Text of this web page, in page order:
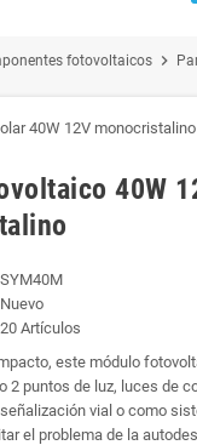
fotovoltaicos chevron_right
40W
SYM40M
Nuevo
20 Artículos
este módulo
2 puntos de luz, luces de
vial o como
el problema de la